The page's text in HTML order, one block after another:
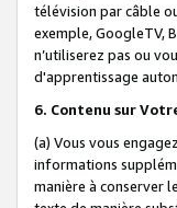
télévision par câble
exemple, GoogleTV,
n’utiliserez pas ou
d'apprentissage
6. Contenu sur
(a) Vous vous
informations
manière à conserver